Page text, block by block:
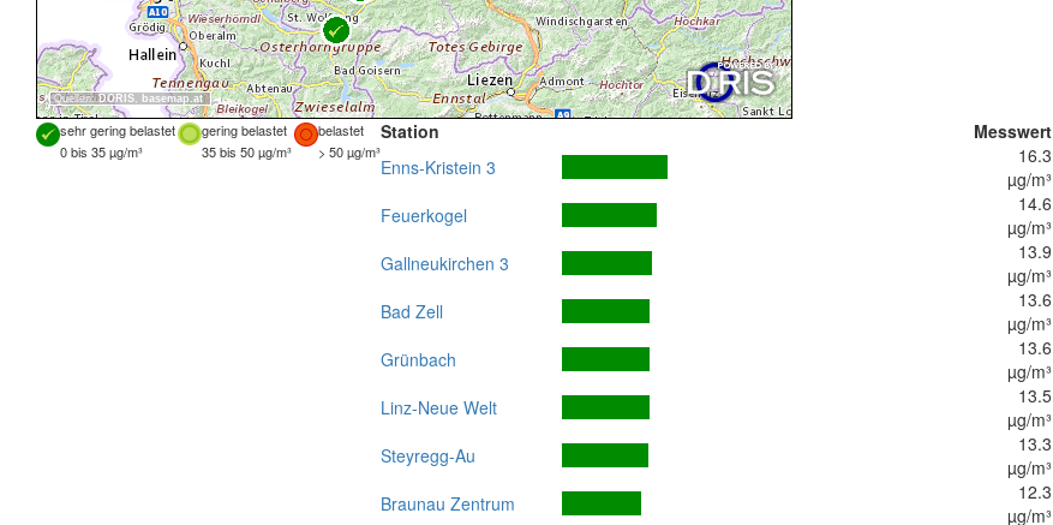
Quellen:DORIS, basemap.at
sehr gering belastet gering belastet
belastet
0 bis 35 µg/m³
35 bis 50 µg/m³ > 50 µg/m³
Station
Messwert
Enns-Kristein 3
16.3
µg/m³
Feuerkogel
14.6
µg/m³
Gallneukirchen 3
13.9
µg/m³
Bad Zell
13.6
µg/m³
Grünbach
13.6
µg/m³
Linz-Neue Welt
13.5
µg/m³
Steyregg-Au
13.3
µg/m³
Braunau Zentrum
12.3
µg/m³